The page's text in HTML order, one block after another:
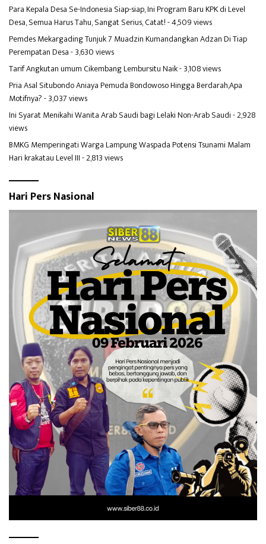
Para Kepala Desa Se-Indonesia Siap-siap, Ini Program Baru KPK di Level
Desa, Semua Harus Tahu, Sangat Serius, Catat!- 4,509 views
Pemdes Mekargading Tunjuk 7 Muadzin Kumandangkan Adzan Di Tiap
Perempatan Desa- 3,630 views
Tarif Angkutan umum Cikembang Lembursitu Naik- 3,108 views
Pria Asal Situbondo Aniaya Pemuda Bondowoso Hingga Berdarah,Apa
Motifnya?- 3,037 views
Ini Syarat Menikahi Wanita Arab Saudi bagi Lelaki Non-Arab Saudi- 2,928
views
BMKG Memperingati Warga Lampung Waspada Potensi Tsunami Malam
Hari krakatau Level III- 2,813 views
Hari Pers Nasional